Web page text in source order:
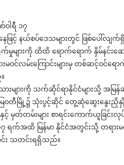
ဝါရီ ၁၇
ဖြင့် နယ်စပ်ဒေသများတွင် ဖြစ်ပေါ်လ
ရိုက်မှုများကို ထိထိ ရောက်ရောက် နှိမ်နင်
းမဝင်လမ်းကြောင်းများမှ တစ်ဆင့်ဝ
းများကို သက်ဆိုင်ရာနိုင်ငံများသို့ အမြ
ြဝတီမြို့၌ သုံးပွင့်ဆိုင် တွေ့ဆုံဆွေးနွေးညှိနှို
မှတ်တမ်းများ စာရင်းကောက်ယူခြင်း
၇ ရက်အထိ မြန်မာ နိုင်ငံအတွင်းသို့ တရား
င်း သတင်းရရှိသည်။